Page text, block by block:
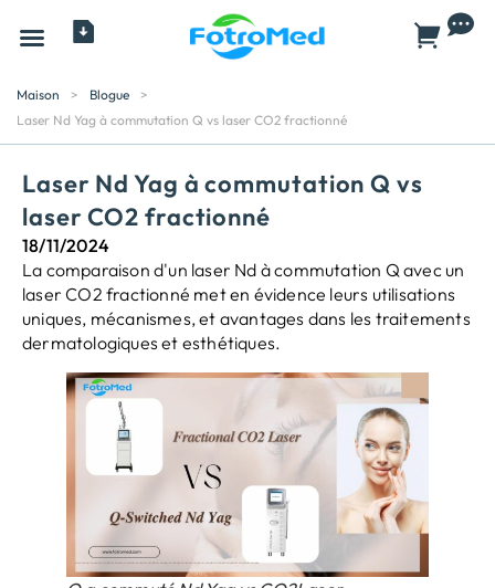
Maison > Blogue
>
Laser Nd Yag à commutation Q vs laser CO2 fractionné
Laser Nd Yag à commutation Q vs
laser CO2 fractionné
18/11/2024
La comparaison d'un laser Nd à commutation Q avec un
laser CO2 fractionné met en évidence leurs utilisations
uniques, mécanismes, et avantages dans les traitements
dermatologiques et esthétiques.